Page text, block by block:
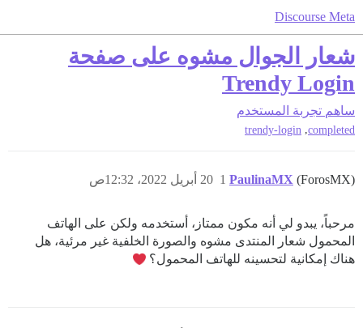
Discourse Meta
شعار الجوال مشوه على صفحة
Trendy Login
ساهم تجربة المستخدم
completed
,
trendy-login
PaulinaMX (ForosMX) 20 أبريل 2022، 12:32ص 1
مرحباً، يبدو لي أنه مكون ممتاز، أستخدمه ولكن على الهاتف
المحمول شعار المنتدى مشوه والصورة الخلفية غير مرئية، هل
هناك إمكانية لتحسينه للهاتف المحمول؟